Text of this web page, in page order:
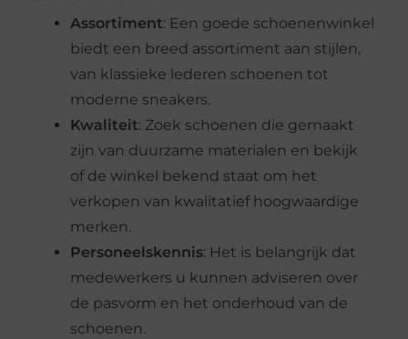
Assortiment: Een goede schoenenwinkel
biedt een breed assortiment aan stijlen,
van klassieke lederen schoenen tot
moderne sneakers.
Kwaliteit: Zoek schoenen die gemaakt
zijn van duurzame materialen en bekijk
of de winkel bekend staat om het
verkopen van kwalitatief hoogwaardige
merken.
Personeelskennis: Het is belangrijk dat
medewerkers u kunnen adviseren over
de pasvorm en het onderhoud van de
schoenen.